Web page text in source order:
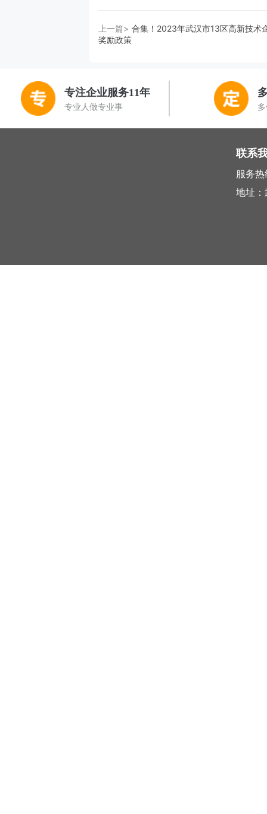
上一篇> 合集！2023年武汉市13区高新技术
奖励政策
专注企业服务11年
专业人做专业事
联系
服务热
地址：